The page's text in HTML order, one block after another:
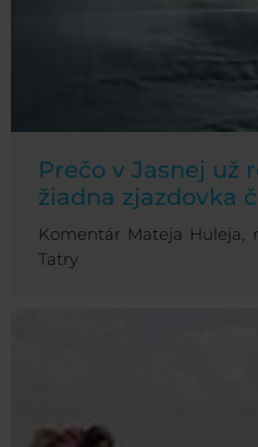
Prečo v Jasnej už
žiadna zjazdovka
Komentár Mateja Huleja,
Tatry